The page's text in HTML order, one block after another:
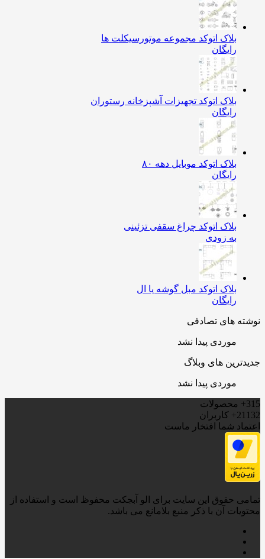
بلاک اتوکد مجموعه موتورسیکلت ها
رایگان
بلاک اتوکد تجهیزات آشپزخانه رستوران
رایگان
بلاک اتوکد موبایل دهه ۸۰
رایگان
بلاک اتوکد چراغ سقفی تزئینی
به زودی
بلاک اتوکد مبل گوشه یا ال
رایگان
های تصادفی
موردی پیدا نشد
های وبلاگ
موردی پیدا نشد
محصولات
کاربران
شما افتخار ماست
حقوق این سایت برای الو آبجکت محفوظ است و استفاده از
آن با ذکر منبع بلامانع می باشد.